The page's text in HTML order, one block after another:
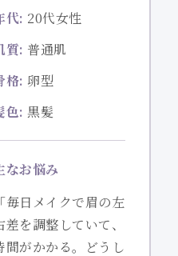
代: 20代女性
質: 普通肌
格: 卵型
色: 黒髪
なお悩み
「毎日メイクで眉の左
差を調整していて、
間がかかる。どうし